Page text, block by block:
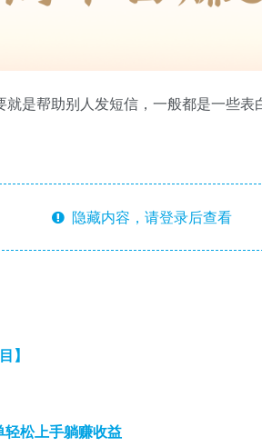
是帮助别人发短信，一般都是一些表
隐藏内容，请登录后查看
】
松上手躺赚收益